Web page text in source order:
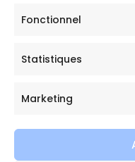
Fonctionnel
Statistiques
Marketing
beautés scintillantes.